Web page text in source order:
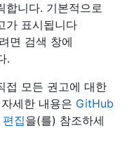
합니다. 기본적으로
가 표시됩니다
면 검색 창에
.
접 모든 권고에 대한
세한 내용은 GitHub
집을(를) 참조하세